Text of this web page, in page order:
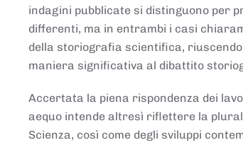
indagini pubblicate si distinguono per
differenti, ma in entrambi i casi
della storiografia scientifica,
maniera significativa al dibattito
Accertata la piena rispondenza dei
aequo intende altresì riflettere la
Scienza, così come degli sviluppi